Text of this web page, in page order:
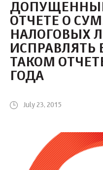
ОТЧЕТЕ О
НАЛОГОВЫХ
ИСПРАВЛЯТЬ
ТАКОМ
ГОДА
July 23, 2015